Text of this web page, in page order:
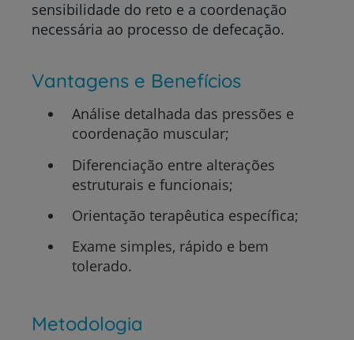
sensibilidade do reto e a coordenação
necessária ao processo de defecação.
Vantagens e Benefícios
Análise detalhada das pressões e
coordenação muscular;
Diferenciação entre alterações
estruturais e funcionais;
Orientação terapêutica específica;
Exame simples, rápido e bem
tolerado.
Metodologia